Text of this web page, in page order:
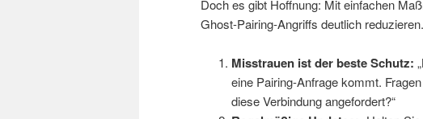
Doch es gibt Hoffnung: Mit einfachen
Ghost-Pairing-Angriffs deutlich
Misstrauen ist der beste Schutz:
eine Pairing-Anfrage kommt.
diese Verbindung angefordert?“